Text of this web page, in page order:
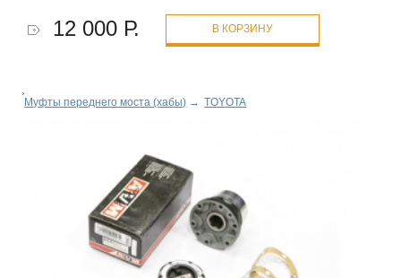
12 000 Р. В КОРЗИНУ
Муфты переднего моста (хабы) → TOYOTA